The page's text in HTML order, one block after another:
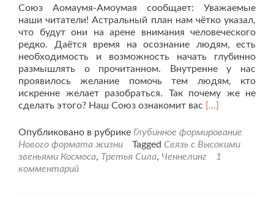
Союз Аомаумя-Амоумая сообщает: Уважаемые
наши читатели! Астральный план нам чётко указал,
что будут они на арене внимания человеческого
редко. Даётся время на осознание людям, есть
необходимость и возможность начать глубинно
размышлять о прочитанном. Внутренне у нас
проявилось желание помочь тем людям, кто
искренне желает разобраться. Так почему же не
сделать этого? Наш Союз ознакомит вас Читать
проОтветы
Союза
на
[…]
Опубликовано в рубрике Глубинное формирование
Нового формата жизни
Tagged Связь с Высокими
звеньями Космоса, Третья Сила, Ченнелинг
1
комментарий